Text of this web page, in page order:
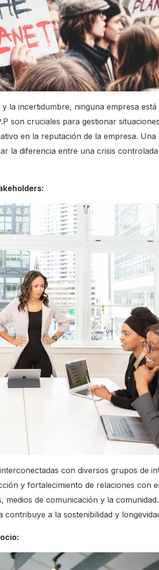
la incertidumbre, ninguna empresa está
son cruciales para gestionar
en la reputación de la empresa. Una
la diferencia entre una crisis
con diversos grupos de
y fortalecimiento de relaciones con
de comunicación y la
a la sostenibilidad y